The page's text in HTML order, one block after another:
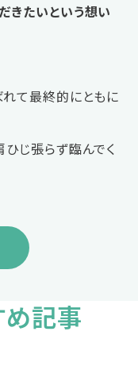
きたいという想い
れて最終的にともに
じ張らず臨んでく
め記事